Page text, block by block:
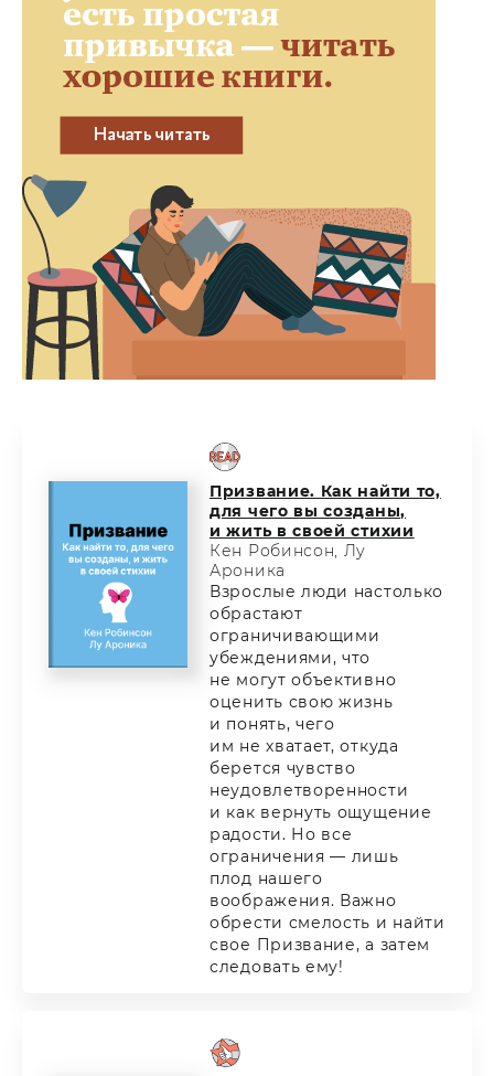
Призвание. Как найти то,
для чего вы созданы,
и жить в своей стихии
Кен Робинсон, Лу
Ароника
Взрослые люди настолько
обрастают
ограничивающими
убеждениями, что
не могут объективно
оценить свою жизнь
и понять, чего
им не хватает, откуда
берется чувство
неудовлетворенности
и как вернуть ощущение
радости. Но все
ограничения — лишь
плод нашего
воображения. Важно
обрести смелость и найти
свое Призвание, а затем
следовать ему!